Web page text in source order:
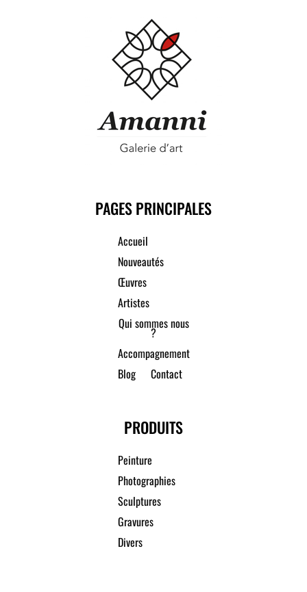
PAGES PRINCIPALES
Accueil
Nouveautés
Œuvres
Artistes
Qui sommes nous
?
Accompagnement
Blog
Contact
PRODUITS
Peinture
Photographies
Sculptures
Gravures
Divers